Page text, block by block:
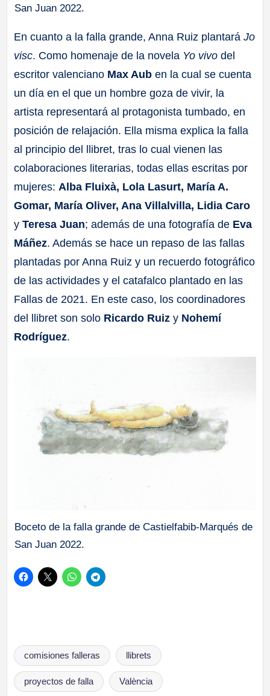
San Juan 2022.
En cuanto a la falla grande, Anna Ruiz plantaráJo
visc. Como homenaje de la novela Yo vivo del
escritor valenciano Max Aub en la cual se cuenta
un día en el que un hombre goza de vivir, la
artista representará al protagonista tumbado, en
posición de relajación. Ella misma explica la falla
al principio del llibret, tras lo cual vienen las
colaboraciones literarias, todas ellas escritas por
mujeres: Alba Fluixà, Lola Lasurt, María A.
Gomar, María Oliver, Ana Villalvilla, Lidia Caro
yTeresa Juan; además de una fotografía de Eva
Máñez. Además se hace un repaso de las fallas
plantadas por Anna Ruiz y un recuerdo fotográfico
de las actividades y el catafalco plantado en las
Fallas de 2021. En este caso, los coordinadores
del llibret son solo Ricardo Ruizy Nohemí
Rodríguez.
Boceto de la falla grande de Castielfabib-Marqués de
San Juan 2022.
Etiquetas:
comisiones falleras llibrets
proyectos de falla València